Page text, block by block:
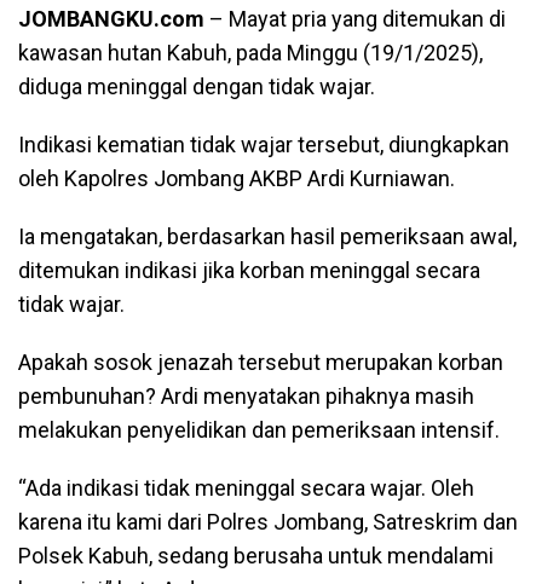
JOMBANGKU.com – Mayat pria yang ditemukan di
kawasan hutan Kabuh, pada Minggu (19/1/2025),
diduga meninggal dengan tidak wajar.
Indikasi kematian tidak wajar tersebut, diungkapkan
oleh Kapolres Jombang AKBP Ardi Kurniawan.
Ia mengatakan, berdasarkan hasil pemeriksaan awal,
ditemukan indikasi jika korban meninggal secara
tidak wajar.
Apakah sosok jenazah tersebut merupakan korban
pembunuhan? Ardi menyatakan pihaknya masih
melakukan penyelidikan dan pemeriksaan intensif.
“Ada indikasi tidak meninggal secara wajar. Oleh
karena itu kami dari Polres Jombang, Satreskrim dan
Polsek Kabuh, sedang berusaha untuk mendalami